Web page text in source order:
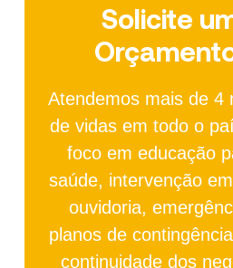
Solicite
Atendemos mais de 4
de vidas em todo o
foco em educação
saúde, intervenção
ouvidoria,
planos de
continuidade dos